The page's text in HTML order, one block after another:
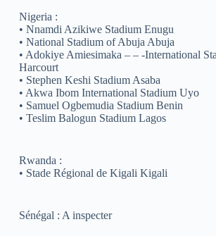
Nigeria :
• Nnamdi Azikiwe Stadium Enugu
• National Stadium of Abuja Abuja
• Adokiye Amiesimaka – – -International
Harcourt
• Stephen Keshi Stadium Asaba
• Akwa Ibom International Stadium Uyo
• Samuel Ogbemudia Stadium Benin
• Teslim Balogun Stadium Lagos
Rwanda :
• Stade Régional de Kigali Kigali
Sénégal : A inspecter